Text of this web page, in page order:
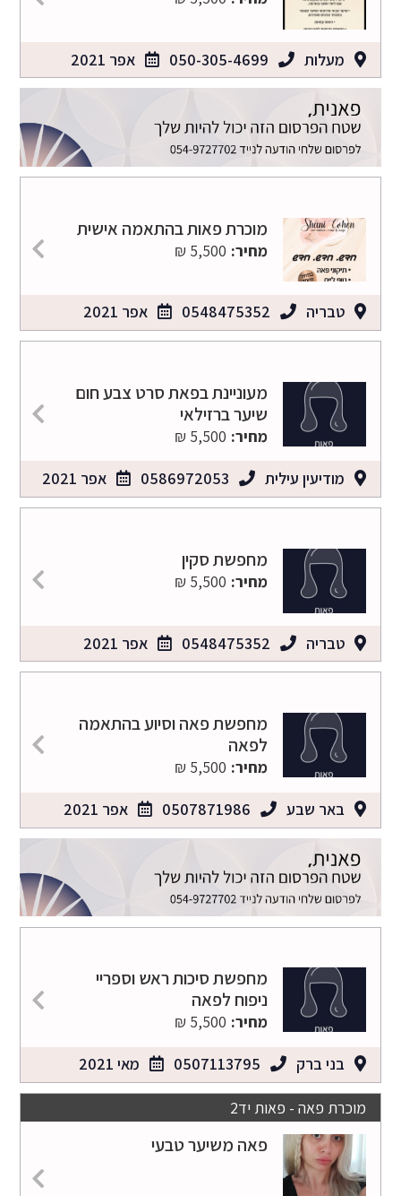
מעלות 050-305-4699 אפר 2021
מוכרת פאות בהתאמה אישית
מחיר: 5,500 ₪
טבריה 0548475352 אפר 2021
מעוניינת בפאת סרט צבע חום
שיער ברזילאי
מחיר: 5,500 ₪
מודיעין עילית 0586972053 אפר 2021
מחפשת סקין
מחיר: 5,500 ₪
טבריה 0548475352 אפר 2021
מחפשת פאה וסיוע בהתאמה
לפאה
מחיר: 5,500 ₪
באר שבע 0507871986 אפר 2021
מחפשת סיכות ראש וספריי
ניפוח לפאה
מחיר: 5,500 ₪
בני ברק 0507113795 מאי 2021
מוכרת פאה - פאות יד2
פאה משיער טבעי